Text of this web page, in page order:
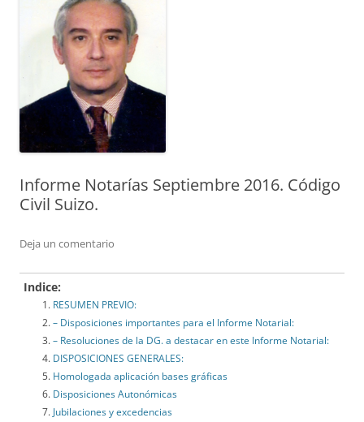
Informe Notarías Septiembre 2016. Código
Civil Suizo.
Deja un comentario
Indice:
RESUMEN PREVIO:
– Disposiciones importantes para el Informe Notarial:
– Resoluciones de la DG. a destacar en este Informe Notarial:
DISPOSICIONES GENERALES:
Homologada aplicación bases gráficas
Disposiciones Autonómicas
Jubilaciones y excedencias